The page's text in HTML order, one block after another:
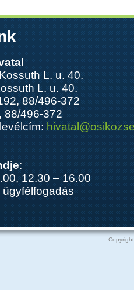
L. u. 40.
L. u. 40.
88/496-372
88/496-372
:
12.30 – 16.00